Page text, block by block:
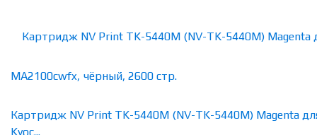
Картридж NV Print TK-5440M (NV-TK-5440M) Magenta
Kyoc...